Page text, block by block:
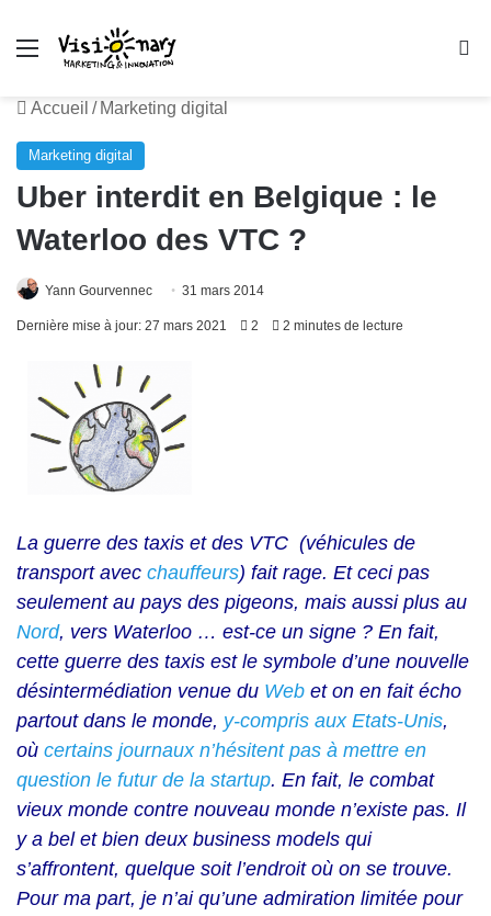
Menu
Accueil / Marketing digital
Marketing digital
Uber interdit en Belgique : le
Waterloo des VTC ?
Yann Gourvennec 31 mars 2014
Dernière mise à jour: 27 mars 2021 2 2 minutes de lecture
La guerre des taxis et des VTC (véhicules de
transport avec chauffeurs) fait rage. Et ceci pas
seulement au pays des pigeons, mais aussi plus au
Nord, vers Waterloo … est-ce un signe ? En fait,
cette guerre des taxis est le symbole d’une nouvelle
désintermédiation venue du Web et on en fait écho
partout dans le monde, y-compris aux Etats-Unis,
où certains journaux n’hésitent pas à mettre en
question le futur de la startup. En fait, le combat
vieux monde contre nouveau monde n’existe pas. Il
y a bel et bien deux business models qui
s’affrontent, quelque soit l’endroit où on se trouve.
Pour ma part, je n’ai qu’une admiration limitée pour